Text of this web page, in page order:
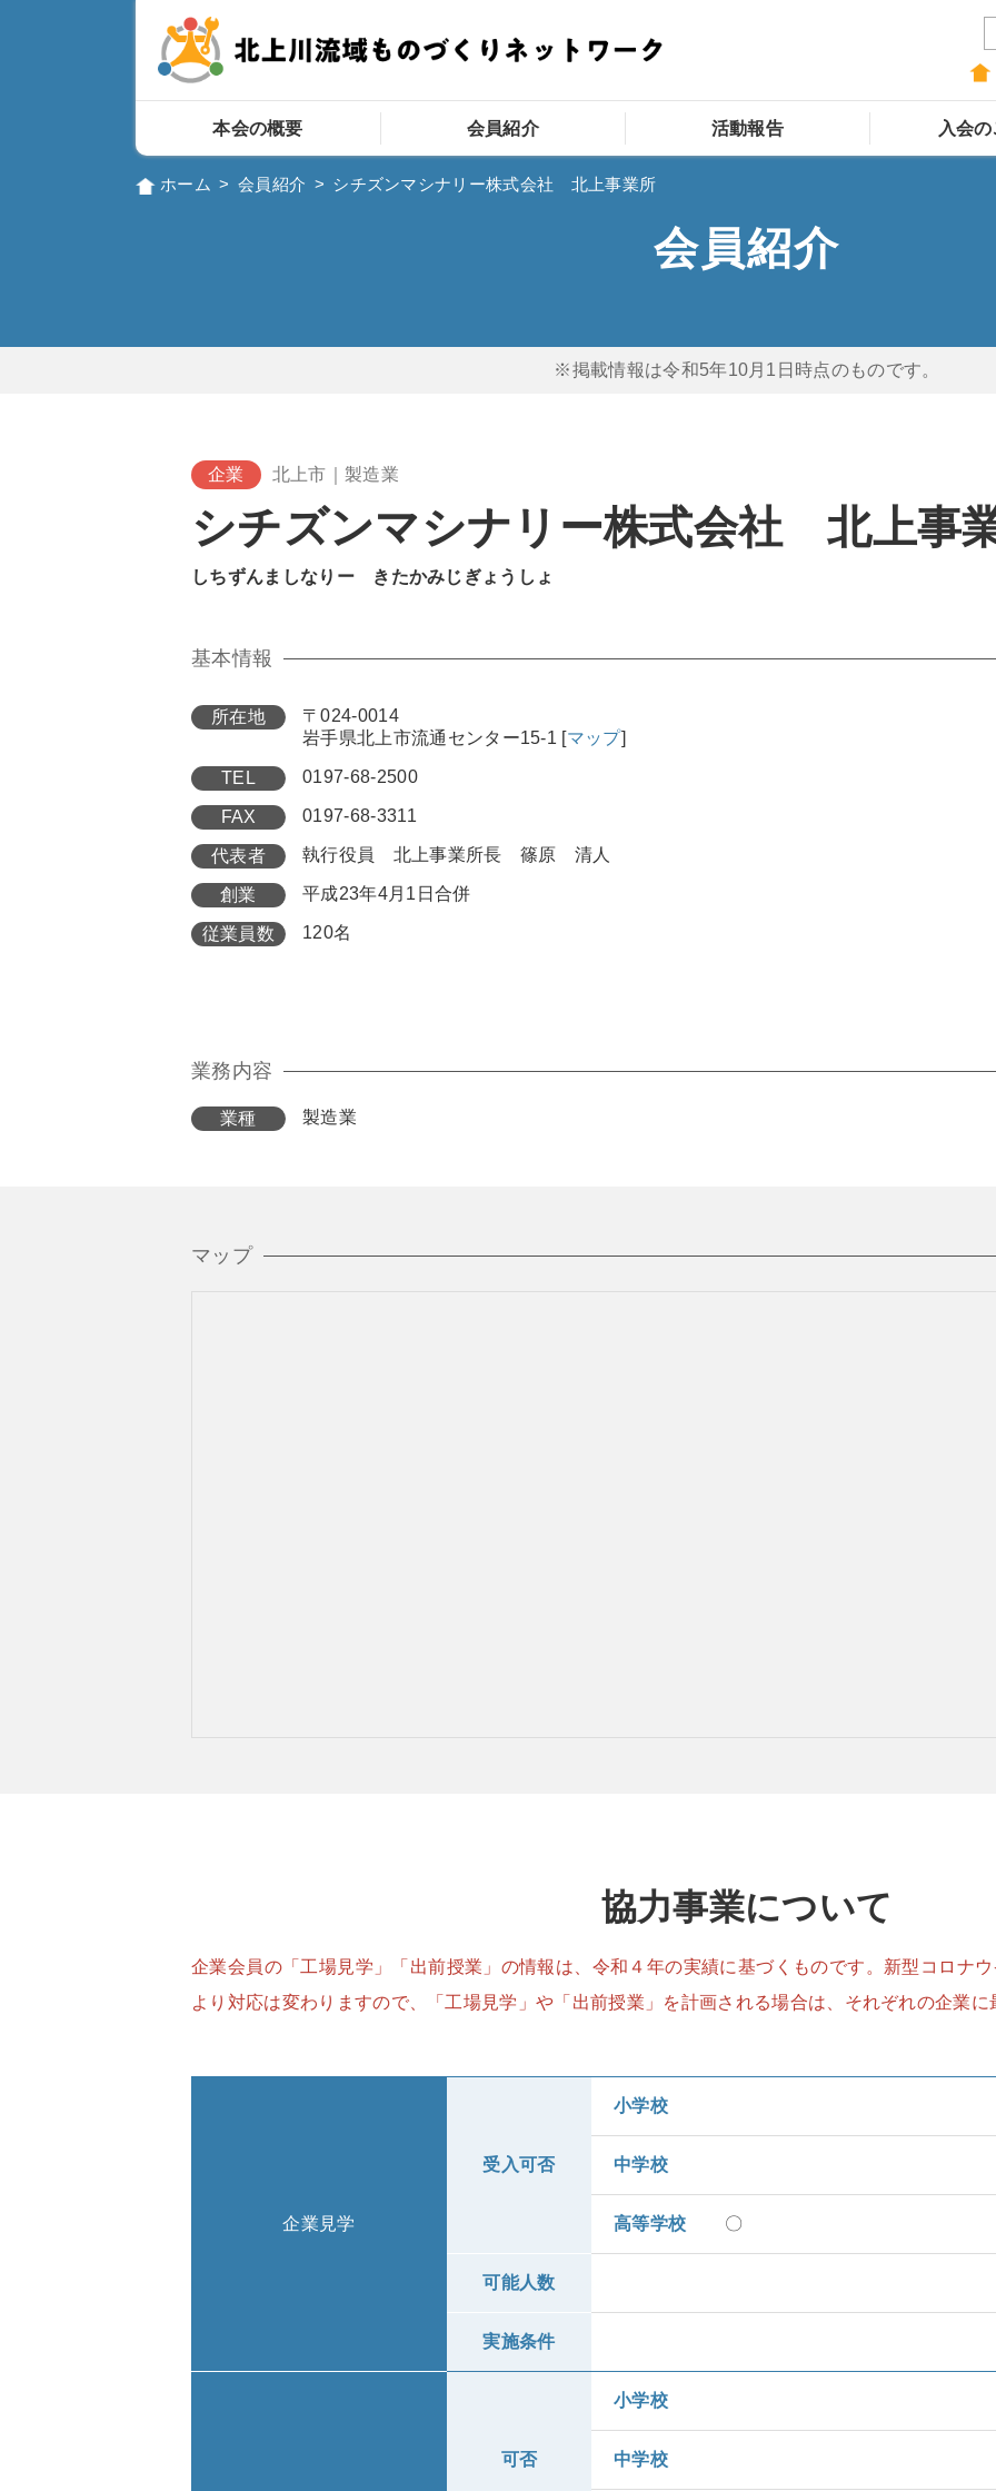
本会の概要 会員紹介 活動報告 入会
ホーム > 会員紹介 > シチズンマシナリー株式会社 北上事業所
会員紹介
※掲載情報は令和5年10月1日時点のものです。
企業 北上市｜製造業
シチズンマシナリー株式会社 北上事
しちずんましなりー きたかみじぎょうしょ
基本情報
所在地
〒024-0014
岩手県北上市流通センター15-1 [マップ]
TEL 0197-68-2500
FAX 0197-68-3311
代表者 執行役員 北上事業所長 篠原 清人
創業 平成23年4月1日合併
従業員数 120名
業務内容
業種 製造業
マップ
協力事業について
企業会員の「工場見学」「出前授業」の情報は、令和４年の実績に基づくものです。新型コロナ
より対応は変わりますので、「工場見学」や「出前授業」を計画される場合は、それぞれの企業
企業見学
受入可否
小学校
中学校
高等学校 〇
可能人数
実施条件
可否
小学校
中学校